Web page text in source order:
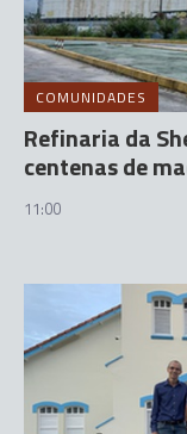
COMUNIDADES
Refinaria da
centenas de
11:00